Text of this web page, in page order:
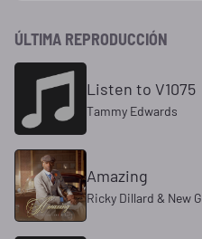
ÚLTIMA REPRODUCCIÓN
Listen to V1075
Tammy Edwards
Amazing
Ricky Dillard & New G